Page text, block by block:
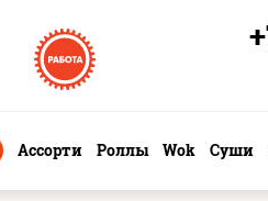
Ассорти Роллы Wok Суши